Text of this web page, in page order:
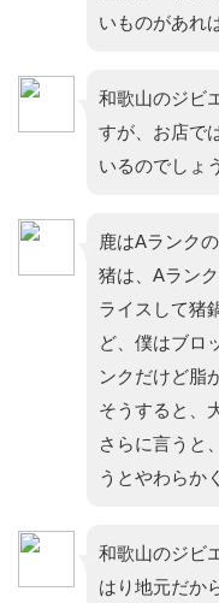
いものがあれ
和歌山のジビ
すが、お店で
いるのでしょ
鹿はAランク
猪は、Aラン
ライスして猪
ど、僕はブロ
ンクだけど脂
そうすると、
さらに言うと
うとやわらか
和歌山のジビ
はり地元だか